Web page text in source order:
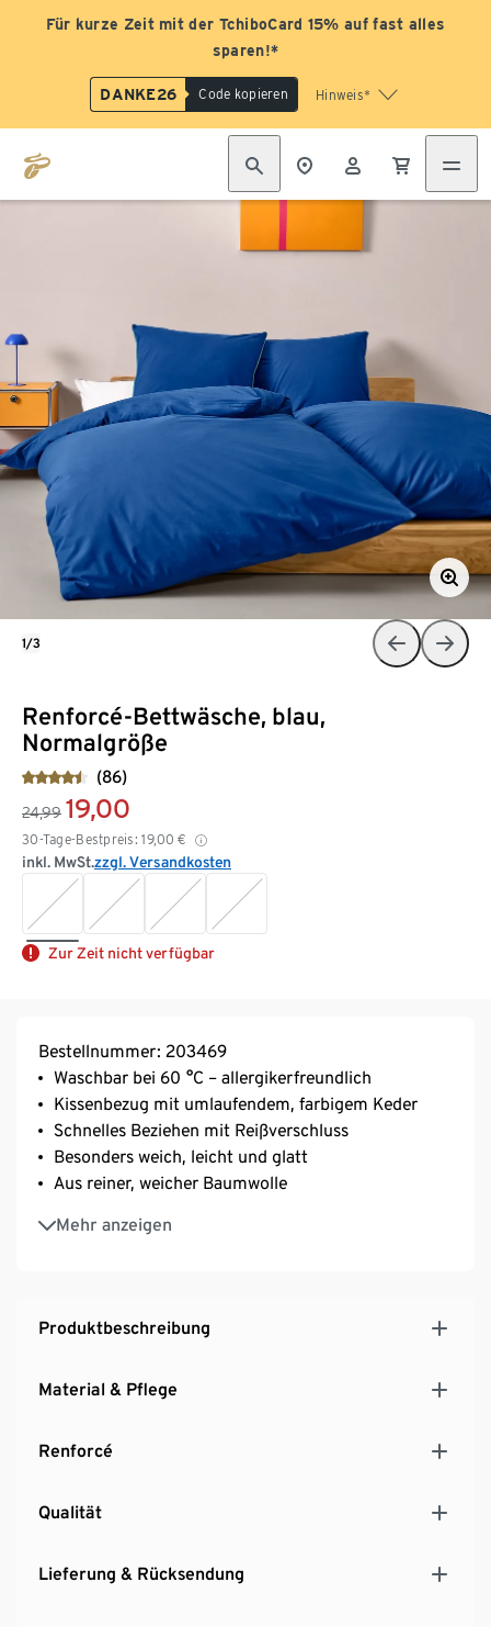
Für kurze Zeit mit der TchiboCard 15% auf fast alles
sparen!*
DANKE26 Code kopieren Hinweis*
Renforcé-Bettwäsche, blau,
Normalgröße
(86)
24,99 19,00
30-Tage-Bestpreis: 19,00 €
inkl. MwSt.zzgl. Versandkosten
Zur Zeit nicht verfügbar
1/3
Bestellnummer: 203469
Waschbar bei 60 °C – allergikerfreundlich
Kissenbezug mit umlaufendem, farbigem Keder
Schnelles Beziehen mit Reißverschluss
Besonders weich, leicht und glatt
Aus reiner, weicher Baumwolle
Mehr anzeigen
Strapazierfähig durch dicht gewebte Fasern
Temperaturausgleichend und saugfähig
Produktbeschreibung
Material & Pflege
Renforcé
Qualität
Lieferung & Rücksendung